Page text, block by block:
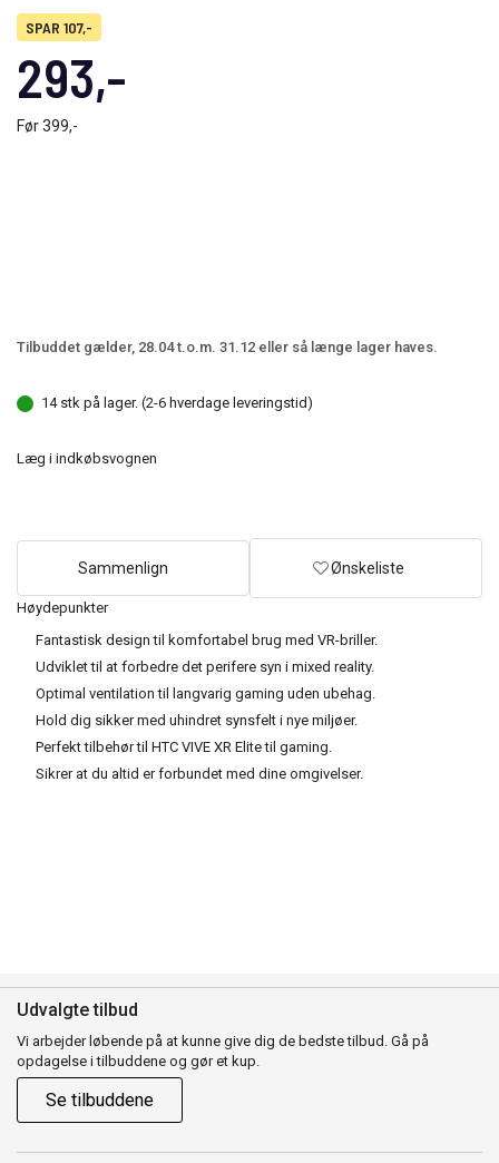
Høydepunkter
Fantastisk design til komfortabel brug med VR-briller.
Udviklet til at forbedre det perifere syn i mixed reality.
Optimal ventilation til langvarig gaming uden ubehag.
Hold dig sikker med uhindret synsfelt i nye miljøer.
Perfekt tilbehør til HTC VIVE XR Elite til gaming.
Sikrer at du altid er forbundet med dine omgivelser.
SPAR 107,-
293,-
Før399,-
Tilbuddet gælder, 28.04 t.o.m. 31.12 eller så længe lager haves.
14 stk på lager. (2-6 hverdage leveringstid)
Læg i indkøbsvognen
Sammenlign Ønskeliste
Udvalgte tilbud
Vi arbejder løbende på at kunne give dig de bedste tilbud. Gå på
opdagelse i tilbuddene og gør et kup.
Se tilbuddene